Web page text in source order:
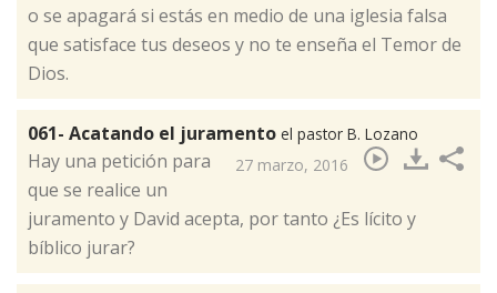
o se apagará si estás en medio de una iglesia falsa
que satisface tus deseos y no te enseña el Temor de
Dios.
061- Acatando el juramento el pastor B. Lozano
27 marzo, 2016
​Hay una petición para
que se realice un
juramento y David acepta, por tanto ¿Es lícito y
bíblico jurar?